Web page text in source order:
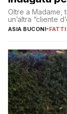
Oltre a Madame,
un’altra “cliente
ASIA BUCONI-FATTI